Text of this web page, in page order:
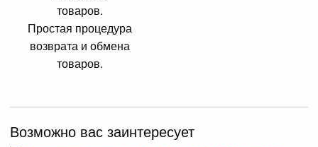
Простая процедура
возврата и обмена
товаров.
Возможно вас заинтересует